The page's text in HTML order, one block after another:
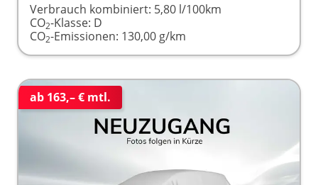
Verbrauch kombiniert: 5,80 l/100km
CO2-Klasse: D
CO2-Emissionen: 130,00 g/km
ab 163,– € mtl.